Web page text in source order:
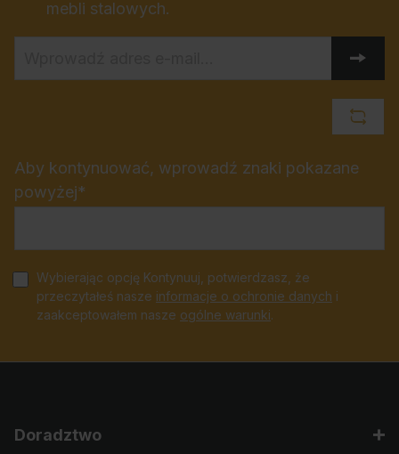
mebli stalowych.
Aby kontynuować, wprowadź znaki pokazane
powyżej*
Wybierając opcję Kontynuuj, potwierdzasz, że
przeczytałeś nasze informacje o ochronie danych i
zaakceptowałem nasze ogólne warunki.
Doradztwo